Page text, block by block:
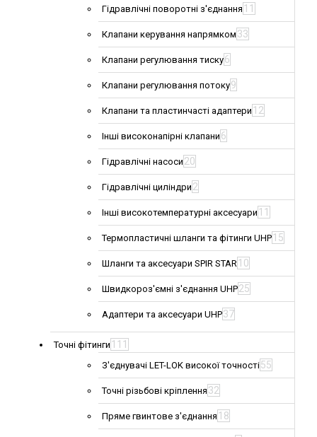
Гідравлічні поворотні з'єднання 11
Клапани керування напрямком 33
Клапани регулювання тиску6
Клапани регулювання потоку9
Клапани та пластинчасті адаптери 12
Інші високонапірні клапани 6
Гідравлічні насоси 20
Гідравлічні циліндри 2
Інші високотемпературні аксесуари 11
Термопластичні шланги та фітинги UHP 15
Шланги та аксесуари SPIR STAR 10
Швидкороз'ємні з'єднання UHP25
Адаптери та аксесуари UHP37
Точні фітинги 111
З'єднувачі LET-LOK високої точності55
Точні різьбові кріплення 32
Пряме гвинтове з'єднання 18